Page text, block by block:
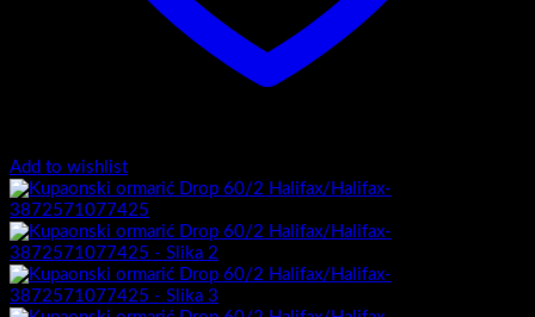
Add to wishlist